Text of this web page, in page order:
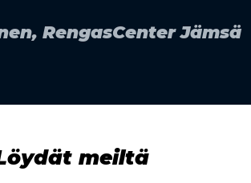
RengasCenter Jämsä
meiltä